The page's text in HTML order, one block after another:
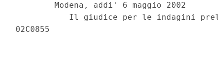
        Modena, addi' 6 maggio 2002
Il giudice per le indagini